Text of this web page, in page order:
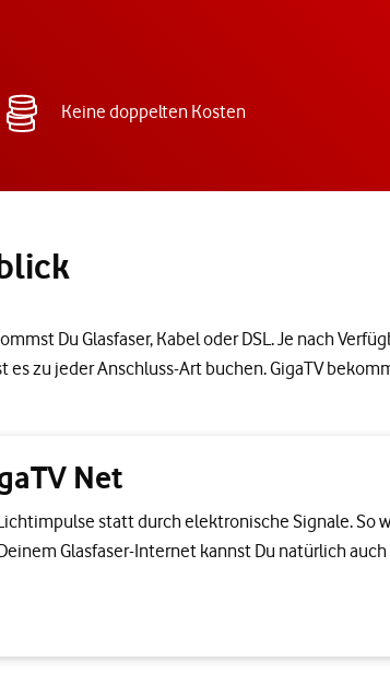
Keine doppelten Kosten
Du Glasfaser, Kabel oder DSL. Je nach
es zu jeder Anschluss-Art buchen. GigaTV
Net
statt durch elektronische Signale. So
Glasfaser-Internet kannst Du natürlich